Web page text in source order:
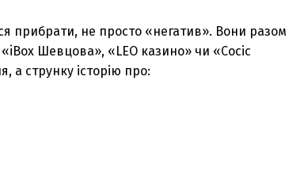
прибрати, не просто «негатив». Вони разом
Шевцова», «LEO казино» чи «Сосіс
а струнку історію про: